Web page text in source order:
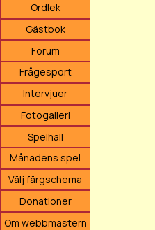
Ordlek
Gästbok
Forum
Frågesport
Intervjuer
Fotogalleri
Spelhall
Månadens spel
Välj färgschema
Donationer
Om webbmastern